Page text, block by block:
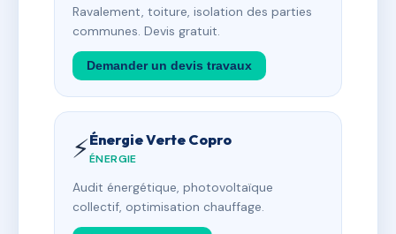
Ravalement, toiture, isolation des parties
communes. Devis gratuit.
Demander un devis travaux
⚡Énergie Verte Copro
ÉNERGIE
Audit énergétique, photovoltaïque
collectif, optimisation chauffage.